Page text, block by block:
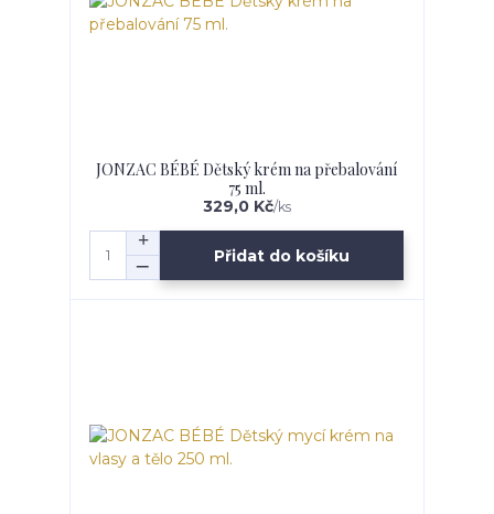
JONZAC BÉBÉ Dětský krém na přebalování
75 ml.
329,0 Kč/ks
Přidat do košíku